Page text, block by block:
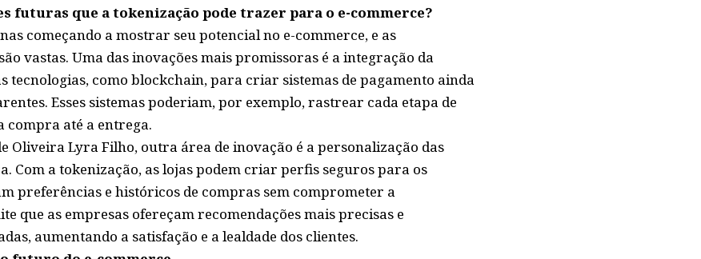
futuras que a tokenização pode trazer para o e-commerce?
começando a mostrar seu potencial no e-commerce, e as
vastas. Uma das inovações mais promissoras é a integração da
tecnologias, como blockchain, para criar sistemas de pagamento ainda
Esses sistemas poderiam, por exemplo, rastrear cada etapa de
compra até a entrega.
Oliveira Lyra Filho, outra área de inovação é a personalização das
Com a tokenização, as lojas podem criar perfis seguros para os
preferências e históricos de compras sem comprometer a
que as empresas ofereçam recomendações mais precisas e
aumentando a satisfação e a lealdade dos clientes.